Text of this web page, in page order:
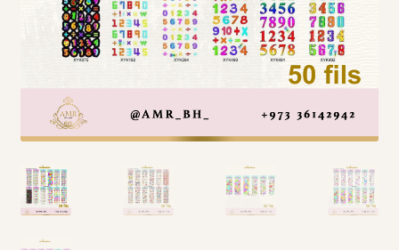
Arabic Language اللغة العربية
National Day العيد الوطني
STATIONARY القرطاسية
Birthdays أعياد الميلاد